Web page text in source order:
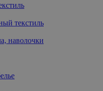
текстиль
наволочки